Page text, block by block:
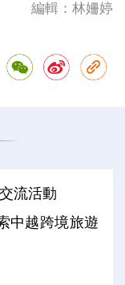
編輯：林姍婷
流活動
中越跨境旅遊